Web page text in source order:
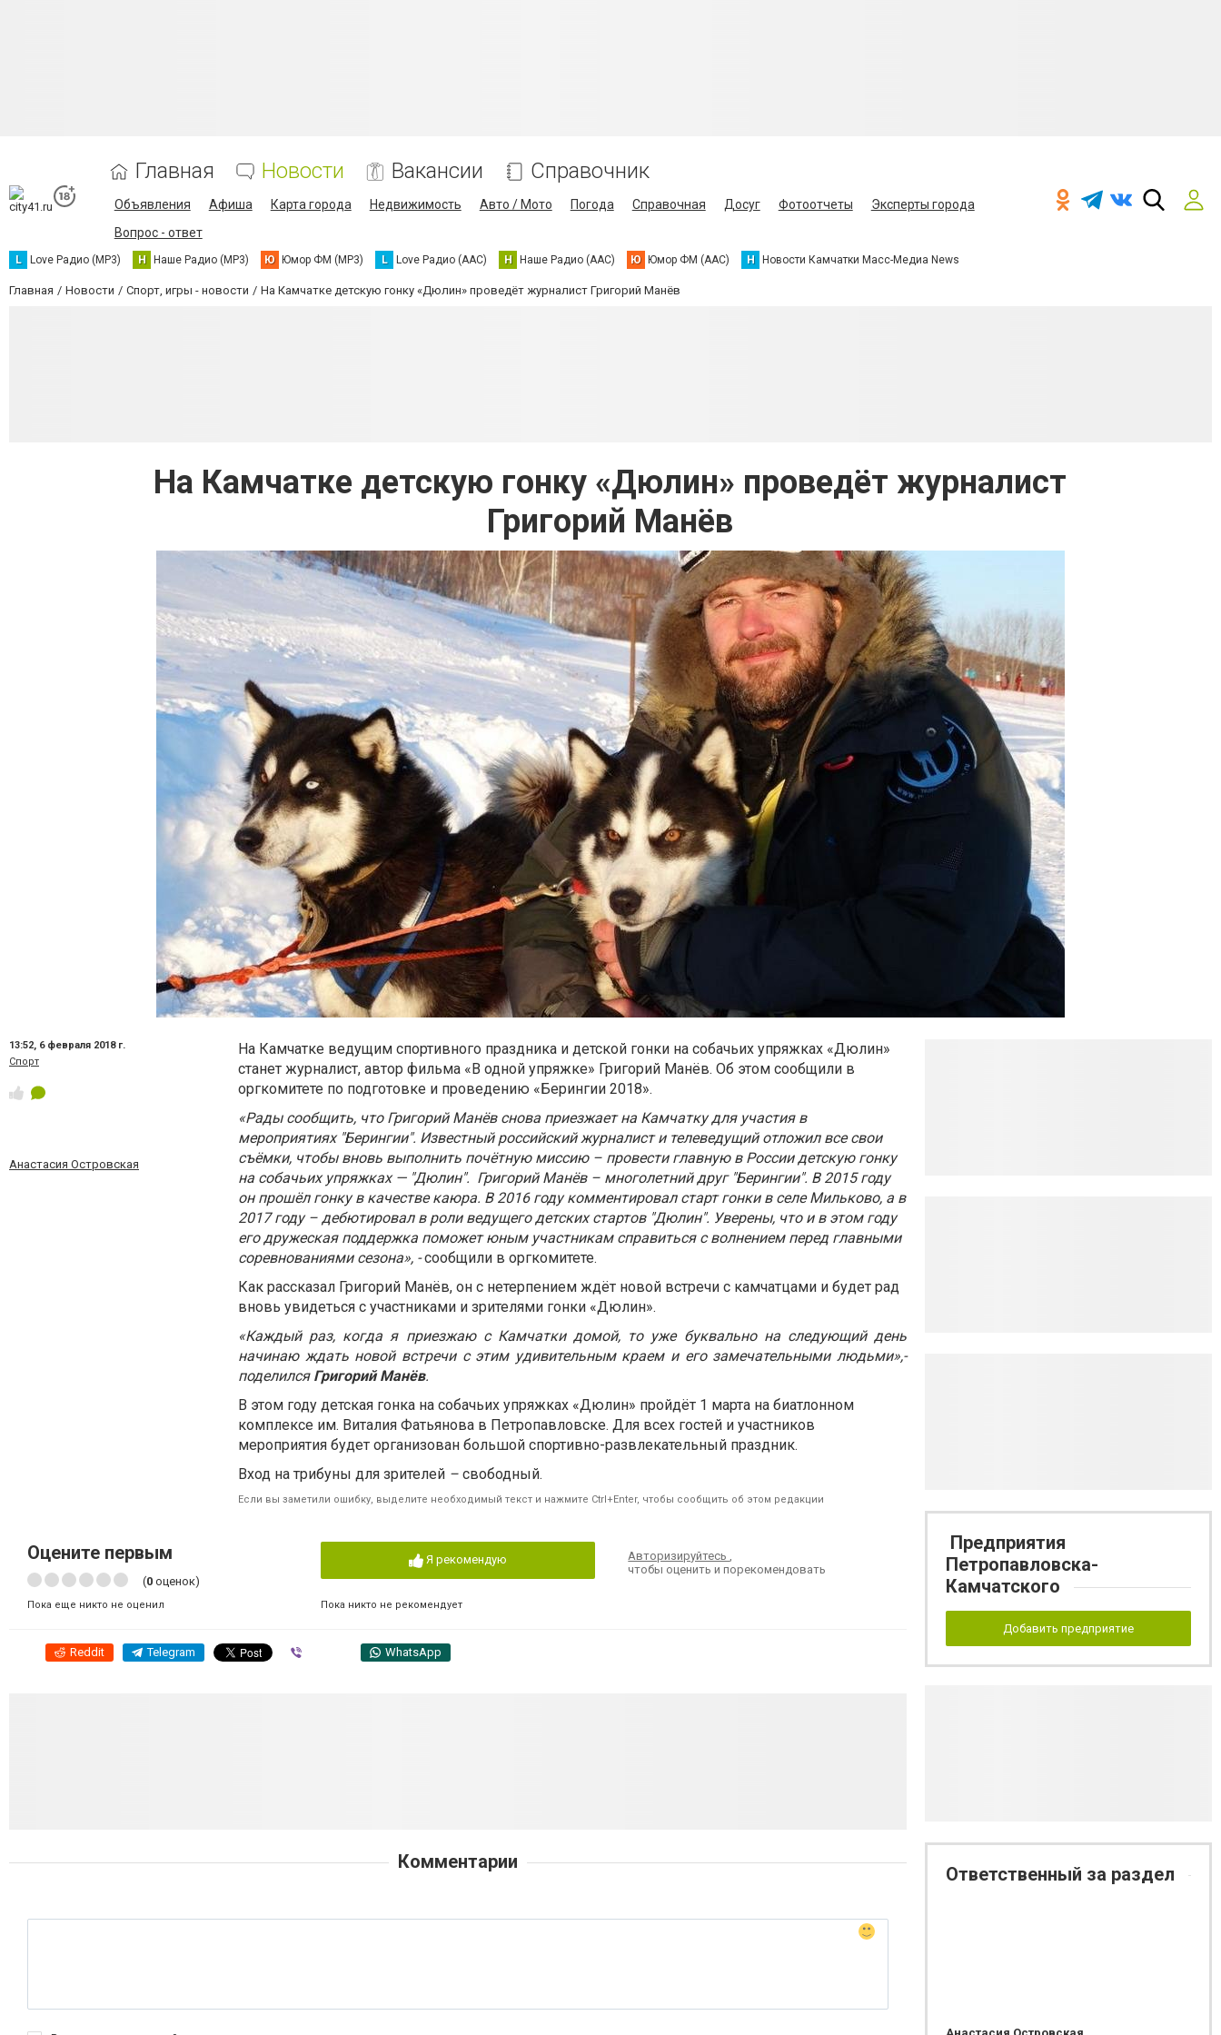
Главная Новости Вакансии Справочник
Объявления Афиша Карта города Недвижимость Авто / Мото Погода Справочная Досуг Фотоотчеты
Эксперты города
Вопрос - ответ
L Love Радио (MP3) Н Наше Радио (MP3) Ю Юмор ФМ (MP3) L Love Радио (AAC) Н Наше Радио (AAC) Ю Юмор ФМ (AAC) Н Новости Камчатки Масс-Медиа News
Главная Новости Спорт, игры - новости На Камчатке детскую гонку «Дюлин» проведёт журналист Григорий Манёв
На Камчатке детскую гонку «Дюлин» проведёт журналист
Григорий Манёв
13:52, 6 февраля 2018 г.
Спорт
Анастасия Островская
На Камчатке ведущим спортивного праздника и детской гонки на собачьих упряжках «Дюлин»
станет журналист, автор фильма «В одной упряжке» Григорий Манёв. Об этом сообщили в
оргкомитете по подготовке и проведению «Берингии 2018».
«Рады сообщить, что Григорий Манёв снова приезжает на Камчатку для участия в
мероприятиях "Берингии". Известный российский журналист и телеведущий отложил все свои
съёмки, чтобы вновь выполнить почётную миссию – провести главную в России детскую гонку
на собачьих упряжках — "Дюлин". Григорий Манёв – многолетний друг "Берингии". В 2015 году
он прошёл гонку в качестве каюра. В 2016 году комментировал старт гонки в селе Мильково, а в
2017 году – дебютировал в роли ведущего детских стартов "Дюлин". Уверены, что и в этом году
его дружеская поддержка поможет юным участникам справиться с волнением перед главными
соревнованиями сезона», -сообщили в оргкомитете.
Как рассказал Григорий Манёв, он с нетерпением ждёт новой встречи с камчатцами и будет рад
вновь увидеться с участниками и зрителями гонки «Дюлин».
«Каждый раз, когда я приезжаю с Камчатки домой, то уже буквально на следующий день
начинаю ждать новой встречи с этим удивительным краем и его замечательными людьми»,-
поделился Григорий Манёв.
В этом году детская гонка на собачьих упряжках «Дюлин» пройдёт 1 марта на биатлонном
комплексе им. Виталия Фатьянова в Петропавловске. Для всех гостей и участников
мероприятия будет организован большой спортивно-развлекательный праздник.
Вход на трибуны для зрителей – свободный.
Если вы заметили ошибку, выделите необходимый текст и нажмите Ctrl+Enter, чтобы сообщить об этом редакции
Оцените первым
(0 оценок)
Пока еще никто не оценил
Я рекомендую
Пока никто не рекомендует
Авторизируйтесь,
чтобы оценить и порекомендовать
Reddit Telegram WhatsApp
Комментарии
Предприятия
Петропавловска-
Камчатского
Добавить предприятие
Ответственный за раздел